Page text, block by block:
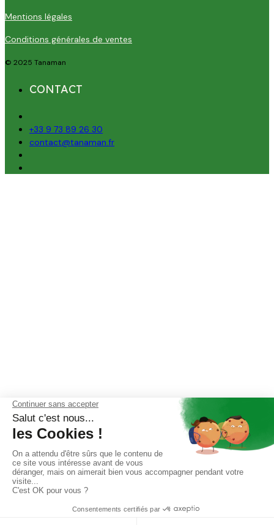
Mentions légales
Conditions générales de ventes
© 2025 Tanaman
CONTACT
+33 9 73 89 26 30
contact@tanaman.fr